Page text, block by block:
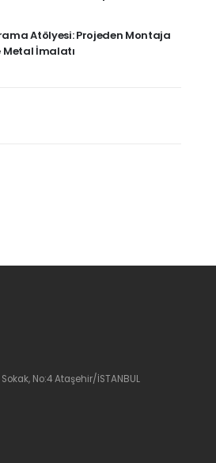
Atölyesi: Projeden Montaja
Metal İmalatı
No:4 Ataşehir/İSTANBUL